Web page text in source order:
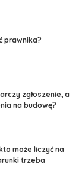
prawnika?
zgłoszenie, a
na budowę?
może liczyć na
trzeba